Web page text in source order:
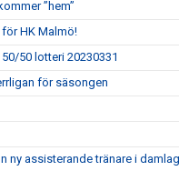
”hem”
HK Malmö!
50 lotteri 20230331
för säsongen
ny assisterande tränare i